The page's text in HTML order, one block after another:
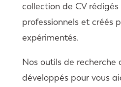
collection de CV
professionnels et créés
expérimentés.
Nos outils de recherche
développés pour vous